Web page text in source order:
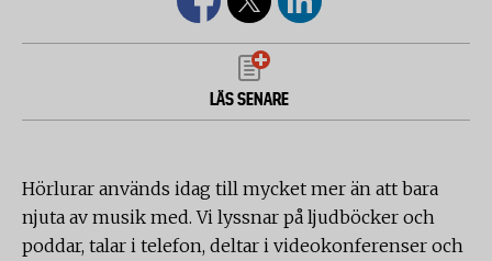
LÄS SENARE
Hörlurar används idag till mycket mer än att bara
njuta av musik med. Vi lyssnar på ljudböcker och
poddar, talar i telefon, deltar i videokonferenser och